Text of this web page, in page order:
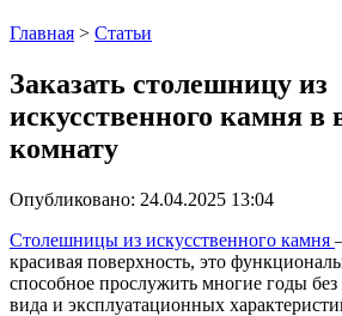
Главная > Статьи
Заказать столешницу из
искусственного камня в
комнату
Опубликовано: 24.04.2025 13:04
Столешницы из искусственного камня
красивая поверхность, это
способное прослужить многие годы
вида и эксплуатационных